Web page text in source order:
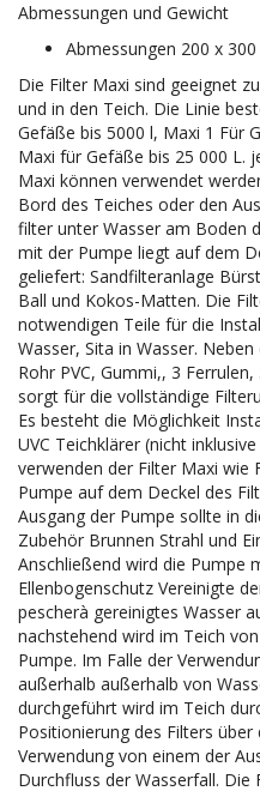
Abmessungen und Gewicht
Abmessungen 200 x 300
Die Filter Maxi sind geeignet
und in den Teich. Die Linie
Gefäße bis 5000 l, Maxi 1 Für
Maxi für Gefäße bis 25 000 L.
Maxi können verwendet
Bord des Teiches oder den
filter unter Wasser am Boden
mit der Pumpe liegt auf dem
geliefert: Sandfilteranlage
Ball und Kokos-Matten. Die
notwendigen Teile für die
Wasser, Sita in Wasser.
Rohr PVC, Gummi,, 3
sorgt für die vollständige
Es besteht die Möglichkeit
UVC Teichklärer (nicht
verwenden der Filter Maxi wie
Pumpe auf dem Deckel des
Ausgang der Pumpe sollte in
Zubehör Brunnen Strahl und
Anschließend wird die Pumpe
Ellenbogenschutz Vereinigte
pescherà gereinigtes Wasser
nachstehend wird im Teich
Pumpe. Im Falle der
außerhalb außerhalb von
durchgeführt wird im Teich
Positionierung des Filters
Verwendung von einem der
Durchfluss der Wasserfall.